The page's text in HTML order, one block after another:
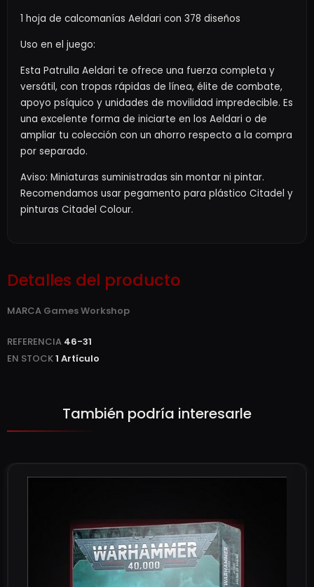
1 hoja de calcomanías Aeldari con 378 diseños
Uso en el juego:
Esta Patrulla Aeldari te ofrece una fuerza completa y
versátil, con tropas rápidas de línea, élite de combate,
apoyo psíquico y unidades de movilidad impredecible. Es
una excelente forma de iniciarte en los Aeldari o de
ampliar tu colección con un ahorro respecto a la compra
por separado.
Aviso: Miniaturas suministradas sin montar ni pintar.
Recomendamos usar pegamento para plástico Citadel y
pinturas Citadel Colour.
Detalles del producto
MARCA Games Workshop
REFERENCIA 46-31
EN STOCK1 Artículo
También podría interesarle